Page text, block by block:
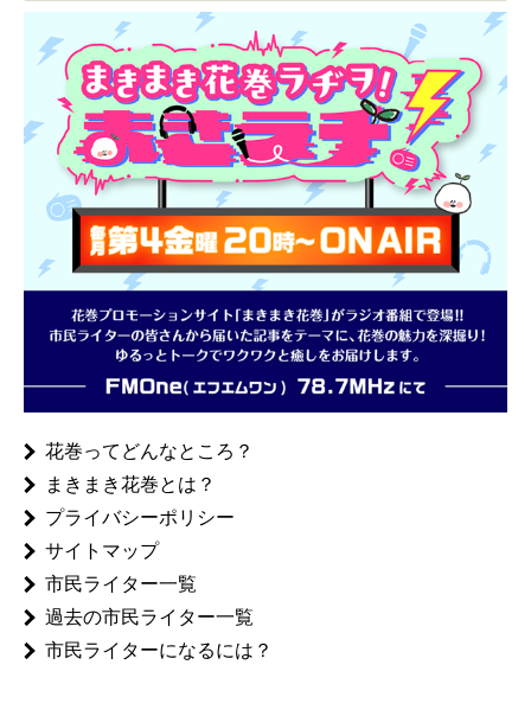
花巻ってどんなところ？
まきまき花巻とは？
プライバシーポリシー
サイトマップ
市民ライター一覧
過去の市民ライター一覧
市民ライターになるには？